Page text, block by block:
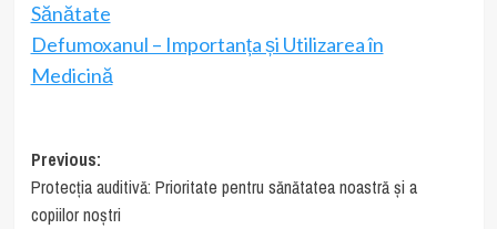
Sănătate
Defumoxanul – Importanța și Utilizarea în
Medicină
Post
navigation
Previous:
Protecția auditivă: Prioritate pentru sănătatea noastră și a
copiilor noștri